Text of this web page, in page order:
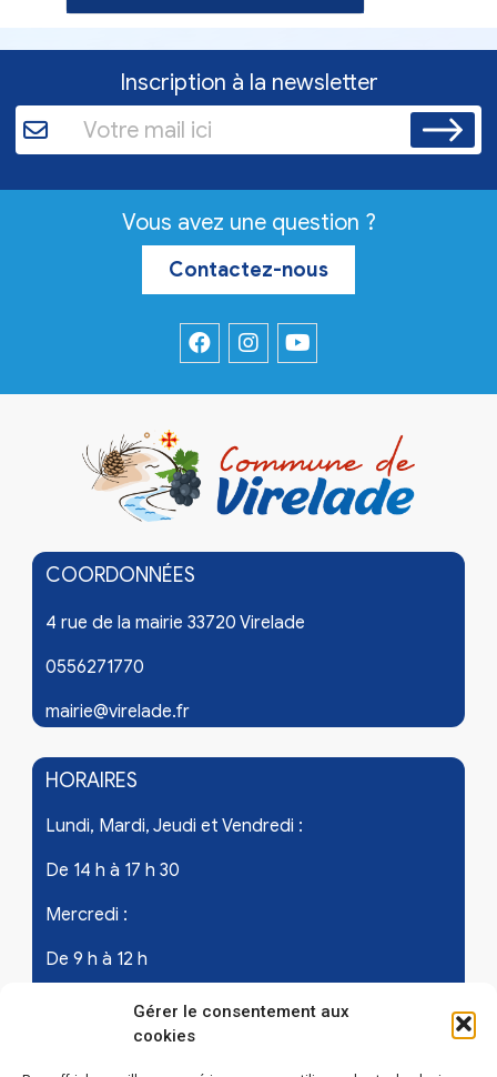
Gérer le consentement aux
cookies
Inscription à la newsletter
Vous avez une question ?
Contactez-nous
COORDONNÉES
4 rue de la mairie 33720 Virelade
0556271770
mairie@virelade.fr
HORAIRES
Lundi, Mardi, Jeudi et Vendredi :
De 14 h à 17 h 30
Mercredi :
De 9 h à 12 h
Samedi - les 1er et 3ème de chaque mois :
De 9 h à 12 h